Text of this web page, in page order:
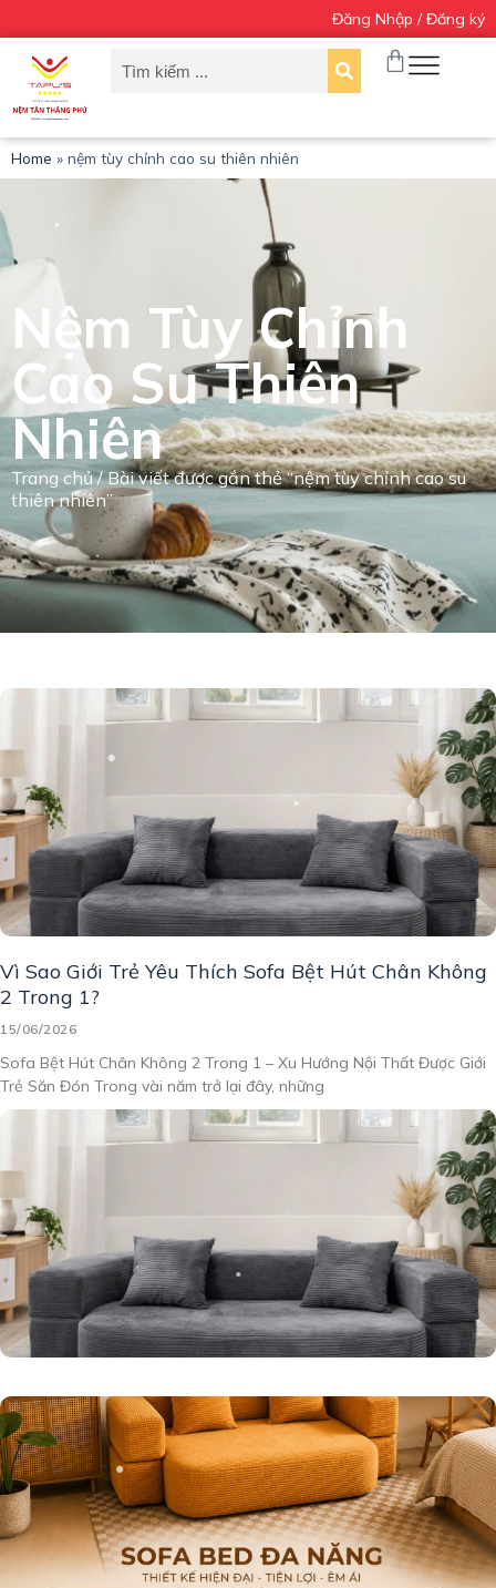
h
y
ể
n
đ
ế
n
ộ
d
u
n
g
Đăng Nhập / Đăng ký
Home » nệm tùy chỉnh cao su thiên nhiên
Nệm Tùy Chỉnh
Cao Su Thiên
Nhiên
Trang chủ/ Bài viết được gắn thẻ “nệm tùy chỉnh cao su
thiên nhiên”
Vì Sao Giới Trẻ Yêu Thích Sofa Bệt Hút Chân Không
2 Trong 1?
15/06/2026
Sofa Bệt Hút Chân Không 2 Trong 1 – Xu Hướng Nội Thất Được Giới
Trẻ Săn Đón Trong vài năm trở lại đây, những